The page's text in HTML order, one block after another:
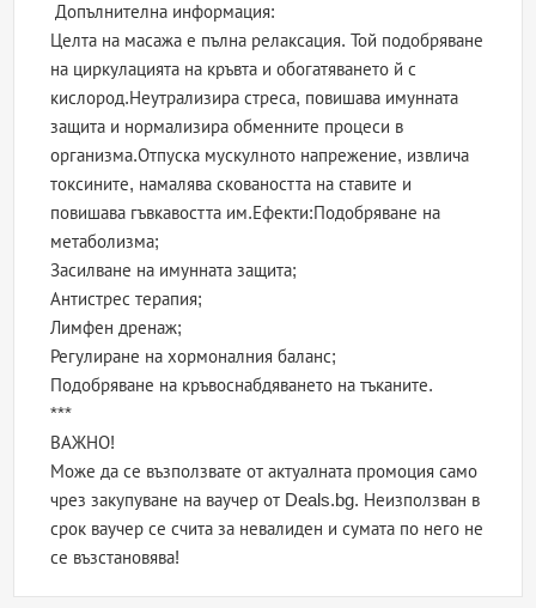
Допълнителна информация:
Целта на масажа е пълна релаксация. Той подобряване
на циркулацията на кръвта и обогатяването й с
кислород.Неутрализира стреса, повишава имунната
защита и нормализира обменните процеси в
организма.Отпуска мускулното напрежение, извлича
токсините, намалява сковаността на ставите и
повишава гъвкавостта им.Ефекти:Подобряване на
метаболизма;
Засилване на имунната защита;
Антистрес терапия;
Лимфен дренаж;
Регулиране на хормоналния баланс;
Подобряване на кръвоснабдяването на тъканите.
***
ВАЖНО!
Може да се възползвате от актуалната промоция само
чрез закупуване на ваучер от Deals.bg. Неизползван в
срок ваучер се счита за невалиден и сумата по него не
се възстановява!